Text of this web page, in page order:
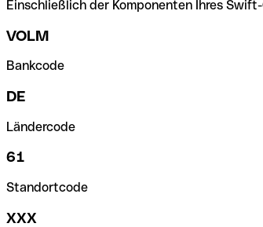
Einschließlich der Komponenten Ihres
VOLM
Bankcode
DE
Ländercode
61
Standortcode
XXX